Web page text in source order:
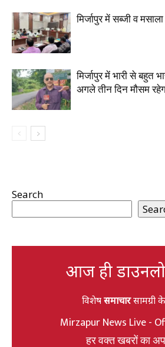
मिर्जापुर में सब्जी व
मिर्जापुर में भारी से बहुत
अगले तीन दिन मौसम
Search
आज ही
विशेषसमाचारसामग्री
Mirzapur News Live -
हर वक्त खबरों का